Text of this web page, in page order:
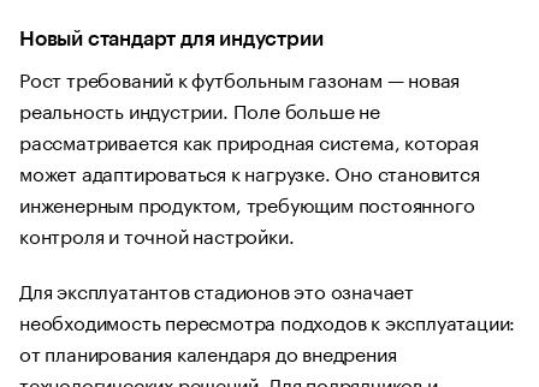
Новый стандарт для индустрии
Рост требований к футбольным газонам — новая
реальность индустрии. Поле больше не
рассматривается как природная система, которая
может адаптироваться к нагрузке. Оно становится
инженерным продуктом, требующим постоянного
контроля и точной настройки.
Для эксплуатантов стадионов это означает
необходимость пересмотра подходов к эксплуатации:
от планирования календаря до внедрения